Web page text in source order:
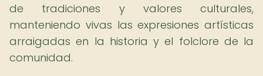
de tradiciones y valores culturales,
manteniendo vivas las expresiones artísticas
arraigadas en la historia y el folclore de la
comunidad.